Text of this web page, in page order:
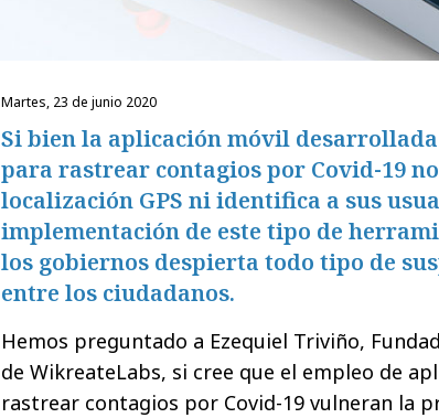
martes, 23 de junio 2020
Si bien la aplicación móvil
para rastrear contagios por Covid-19
localización GPS ni identifica a sus
implementación de este tipo de
los gobiernos despierta todo tipo de
entre los ciudadanos.
Hemos preguntado a Ezequiel Triviño,
de WikreateLabs, si cree que el empleo de
rastrear contagios por Covid-19 vulneran la